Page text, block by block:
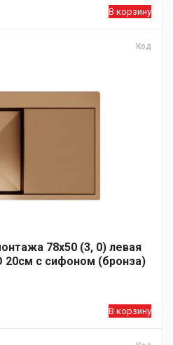
В корзину
Код
78х50 (3, 0) левая
20см с сифоном (бронза)
В корзину